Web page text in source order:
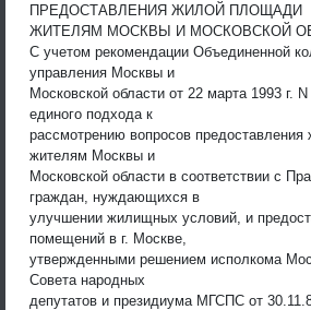
ПРЕДОСТАВЛЕНИЯ ЖИЛОЙ ПЛОЩАДИ
ЖИТЕЛЯМ МОСКВЫ И МОСКОВСКОЙ
С учетом рекомендации Объединенной
управления Москвы и
Московской области от 22 марта 1993 г.
единого подхода к
рассмотрению вопросов
жителям Москвы и
Московской области в соответствии с
граждан, нуждающихся в
улучшении жилищных условий, и
помещений в г. Москве,
утвержденными решением исполкома
Совета народных
депутатов и президиума МГСПС от